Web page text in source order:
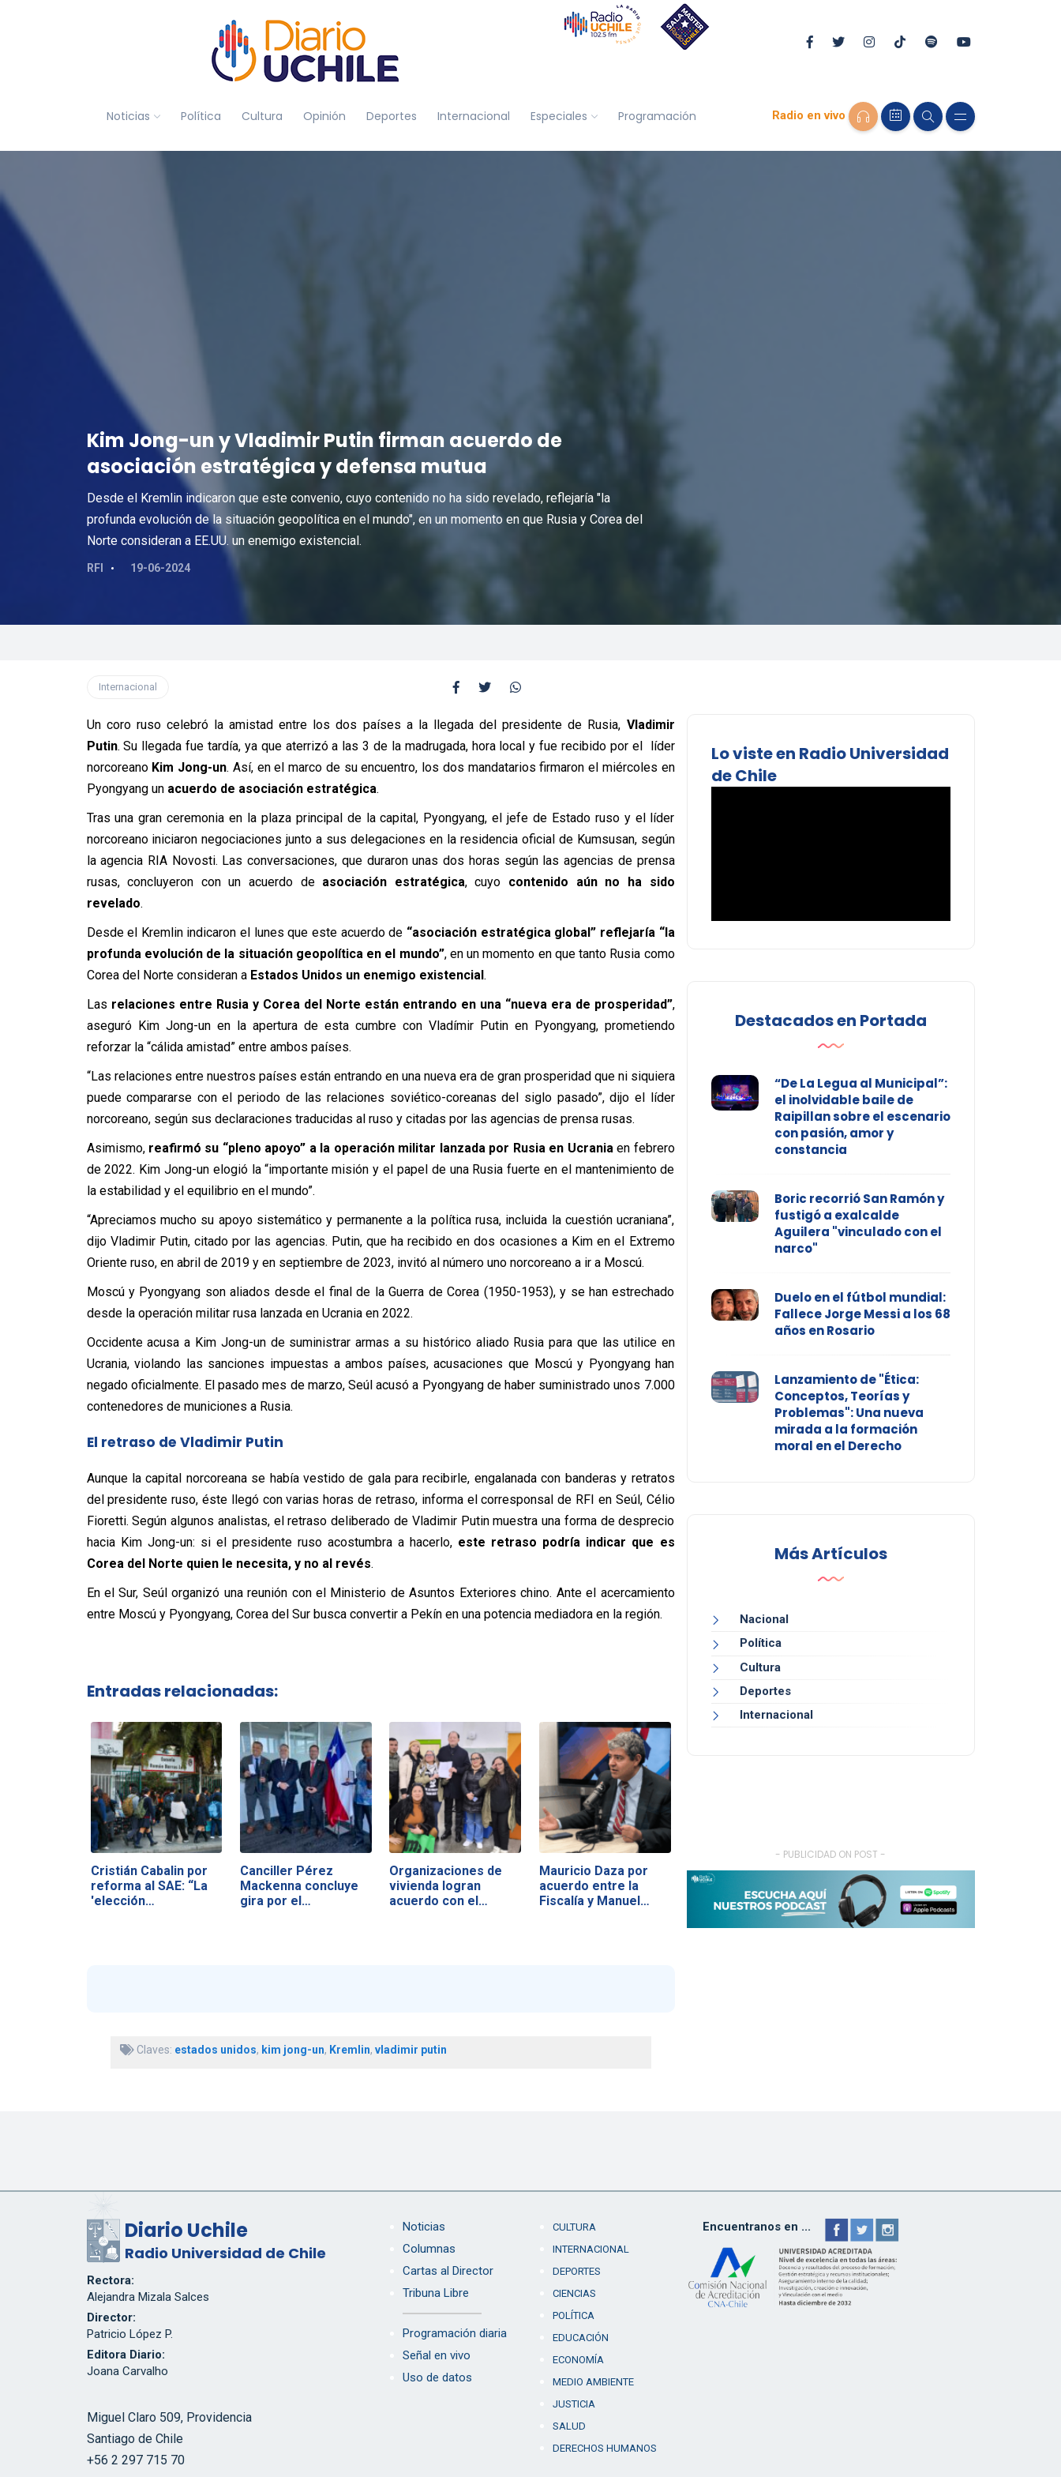
Noticias Política Cultura Opinión Deportes Internacional Especiales Programación Radio en vivo
Kim Jong-un y Vladimir Putin firman acuerdo de
asociación estratégica y defensa mutua
Desde el Kremlin indicaron que este convenio, cuyo contenido no ha sido revelado, reflejaría "la
profunda evolución de la situación geopolítica en el mundo", en un momento en que Rusia y Corea del
Norte consideran a EE.UU. un enemigo existencial.
RFI 19-06-2024
Internacional
Un coro ruso celebró la amistad entre los dos países a la llegada del presidente de Rusia, Vladimir
Putin. Su llegada fue tardía, ya que aterrizó a las 3 de la madrugada, hora local y fue recibido por el líder
norcoreano Kim Jong-un. Así, en el marco de su encuentro, los dos mandatarios firmaron el miércoles en
Pyongyang un acuerdo de asociación estratégica.
Tras una gran ceremonia en la plaza principal de la capital, Pyongyang, el jefe de Estado ruso y el líder
norcoreano iniciaron negociaciones junto a sus delegaciones en la residencia oficial de Kumsusan, según
la agencia RIA Novosti. Las conversaciones, que duraron unas dos horas según las agencias de prensa
rusas, concluyeron con un acuerdo deasociación estratégica, cuyo contenido aún no ha sido
revelado.
Desde el Kremlin indicaron el lunes que este acuerdo de “asociación estratégica global” reflejaría “la
profunda evolución de la situación geopolítica en el mundo”, en un momento en que tanto Rusia como
Corea del Norte consideran a Estados Unidos un enemigo existencial.
Las relaciones entre Rusia y Corea del Norte están entrando en una “nueva era de prosperidad”,
aseguró Kim Jong-un en la apertura de esta cumbre con Vladímir Putin en Pyongyang, prometiendo
reforzar la “cálida amistad” entre ambos países.
“Las relaciones entre nuestros países están entrando en una nueva era de gran prosperidad que ni siquiera
puede compararse con el periodo de las relaciones soviético-coreanas del siglo pasado”, dijo el líder
norcoreano, según sus declaraciones traducidas al ruso y citadas por las agencias de prensa rusas.
Asimismo, reafirmó su “pleno apoyo” a la operación militar lanzada por Rusia en Ucraniaen febrero
de 2022. Kim Jong-un elogió la “importante misión y el papel de una Rusia fuerte en el mantenimiento de
la estabilidad y el equilibrio en el mundo”.
“Apreciamos mucho su apoyo sistemático y permanente a la política rusa, incluida la cuestión ucraniana”,
dijo Vladimir Putin, citado por las agencias. Putin, que ha recibido en dos ocasiones a Kim en el Extremo
Oriente ruso, en abril de 2019 y en septiembre de 2023, invitó al número uno norcoreano a ir a Moscú.
Moscú y Pyongyang son aliados desde el final de la Guerra de Corea (1950-1953), y se han estrechado
desde la operación militar rusa lanzada en Ucrania en 2022.
Occidente acusa a Kim Jong-un de suministrar armas a su histórico aliado Rusia para que las utilice en
Ucrania, violando las sanciones impuestas a ambos países, acusaciones que Moscú y Pyongyang han
negado oficialmente. El pasado mes de marzo, Seúl acusó a Pyongyang de haber suministrado unos 7.000
contenedores de municiones a Rusia.
El retraso de Vladimir Putin
Aunque la capital norcoreana se había vestido de gala para recibirle, engalanada con banderas y retratos
del presidente ruso, éste llegó con varias horas de retraso, informa el corresponsal de RFI en Seúl, Célio
Fioretti. Según algunos analistas, el retraso deliberado de Vladimir Putin muestra una forma de desprecio
hacia Kim Jong-un: si el presidente ruso acostumbra a hacerlo, este retraso podría indicar que es
Corea del Norte quien le necesita, y no al revés.
En el Sur, Seúl organizó una reunión con el Ministerio de Asuntos Exteriores chino. Ante el acercamiento
entre Moscú y Pyongyang, Corea del Sur busca convertir a Pekín en una potencia mediadora en la región.
Entradas relacionadas:
Cristián Cabalin por
reforma al SAE: “La
'elección…
Canciller Pérez
Mackenna concluye
gira por el…
Organizaciones de
vivienda logran
acuerdo con el…
Mauricio Daza por
acuerdo entre la
Fiscalía y Manuel…
Claves: estados unidos, kim jong-un, Kremlin, vladimir putin
Lo viste en Radio Universidad
de Chile
Destacados en Portada
“De La Legua al Municipal”:
el inolvidable baile de
Raipillan sobre el escenario
con pasión, amor y
constancia
Boric recorrió San Ramón y
fustigó a exalcalde
Aguilera "vinculado con el
narco"
Duelo en el fútbol mundial:
Fallece Jorge Messi a los 68
años en Rosario
Lanzamiento de "Ética:
Conceptos, Teorías y
Problemas": Una nueva
mirada a la formación
moral en el Derecho
Más Artículos
Nacional
Política
Cultura
Deportes
Internacional
- PUBLICIDAD ON POST -
Diario Uchile
Radio Universidad de Chile
Rectora:
Alejandra Mizala Salces
Director:
Patricio López P.
Editora Diario:
Joana Carvalho
Miguel Claro 509, Providencia
Santiago de Chile
+56 2 297 715 70
Noticias
Columnas
Cartas al Director
Tribuna Libre
Programación diaria
Señal en vivo
Uso de datos
CULTURA
INTERNACIONAL
DEPORTES
CIENCIAS
POLÍTICA
EDUCACIÓN
ECONOMÍA
MEDIO AMBIENTE
JUSTICIA
SALUD
DERECHOS HUMANOS
Encuentranos en ...